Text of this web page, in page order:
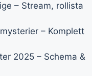
– Stream, rollista
– Komplett
2025 – Schema &